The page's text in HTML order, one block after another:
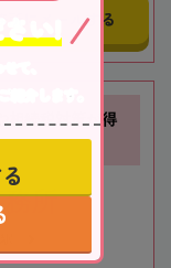
所にメールする
相続税対策が得
所
て、
ご紹介します。